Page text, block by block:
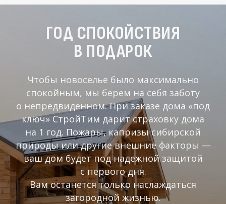
ГОД СПОКОЙСТВИЯ
В ПОДАРОК
Чтобы новоселье было максимально
спокойным, мы берем на себя заботу
о непредвиденном. При заказе дома «под
ключ» СтройТим дарит страховку дома
на 1 год. Пожары, капризы сибирской
природы или другие внешние факторы —
ваш дом будет под надежной защитой
с первого дня.
Вам останется только наслаждаться
загородной жизнью.